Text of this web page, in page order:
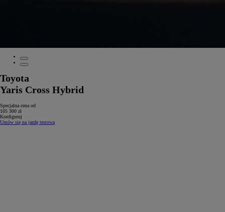
Toyota
Yaris Cross Hybrid
Specjalna cena od
105 300 zł
Konfiguruj
Umów się na jazdę testową